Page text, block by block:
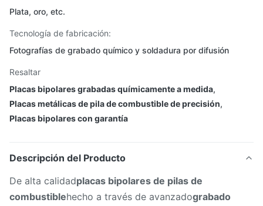
Plata, oro, etc.
Tecnología de fabricación:
Fotografías de grabado químico y soldadura por difusión
Resaltar
Placas bipolares grabadas químicamente a medida,
Placas metálicas de pila de combustible de precisión,
Placas bipolares con garantía
Descripción del Producto
De alta calidadplacas bipolares de pilas de
combustiblehecho a través de avanzadograbado